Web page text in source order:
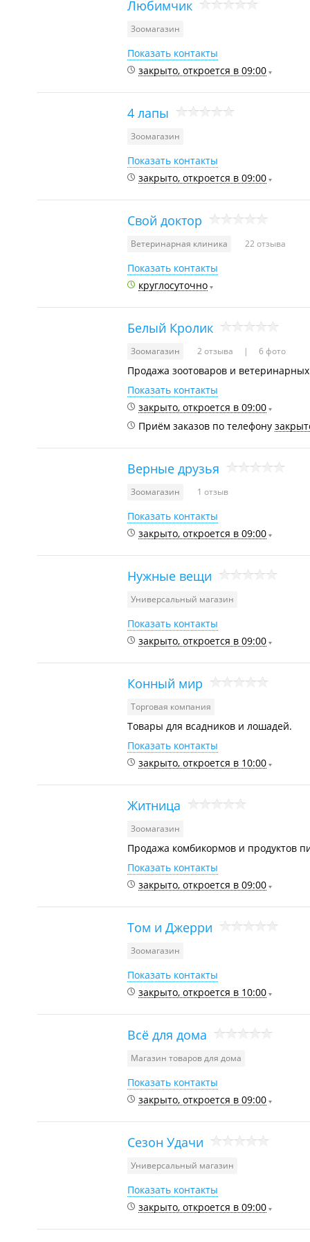
Любимчик
Зоомагазин
Показать контакты
закрыто, откроется в 09:00
4 лапы
Зоомагазин
Показать контакты
закрыто, откроется в 09:00
Свой доктор
Ветеринарная клиника 22 отзыва
Показать контакты
круглосуточно
Белый Кролик
Зоомагазин 2 отзыва 6 фото
Продажа зоотоваров и
Показать контакты
закрыто, откроется в 09:00
Приём заказов по телефону
Верные друзья
Зоомагазин 1 отзыв
Показать контакты
закрыто, откроется в 09:00
Нужные вещи
Универсальный магазин
Показать контакты
закрыто, откроется в 09:00
Конный мир
Торговая компания
Товары для всадников и лошадей.
Показать контакты
закрыто, откроется в 10:00
Житница
Зоомагазин
Продажа комбикормов и продуктов
Показать контакты
закрыто, откроется в 09:00
Том и Джерри
Зоомагазин
Показать контакты
закрыто, откроется в 10:00
Всё для дома
Магазин товаров для дома
Показать контакты
закрыто, откроется в 09:00
Сезон Удачи
Универсальный магазин
Показать контакты
закрыто, откроется в 09:00